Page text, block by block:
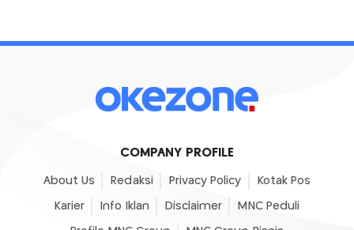
COMPANY PROFILE
About Us Redaksi Privacy Policy Kotak Pos
Karier Info Iklan Disclaimer MNC Peduli